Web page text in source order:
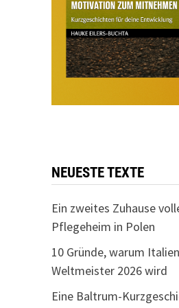
NEUESTE TEXTE
Ein zweites Zuhause
Pflegeheim in Polen
10 Gründe, warum
Weltmeister 2026 wird
Eine Baltrum-